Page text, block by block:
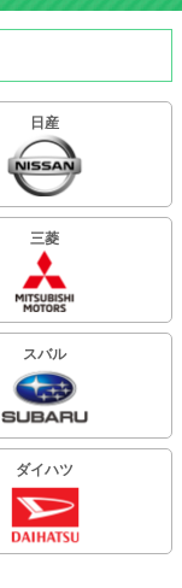
日産
三菱
スバル
ダイハツ